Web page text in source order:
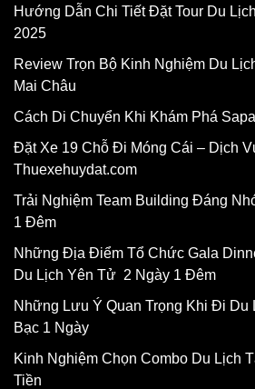
Hướng Dẫn Chi Tiết Đặt Tour Du
2025
Review Trọn Bộ Kinh Nghiệm Du
Mai Châu
Cách Di Chuyển Khi Khám Phá
Đặt Xe 19 Chỗ Đi Móng Cái – Dịch
Thuexehuydat.com
Trải Nghiệm Team Building Đáng
1 Đêm
Những Địa Điểm Tổ Chức Gala
Du Lịch Yên Tử 2 Ngày 1 Đêm
Những Lưu Ý Quan Trọng Khi Đi Du
Bạc 1 Ngày
Kinh Nghiệm Chọn Combo Du Lịch
Tiền